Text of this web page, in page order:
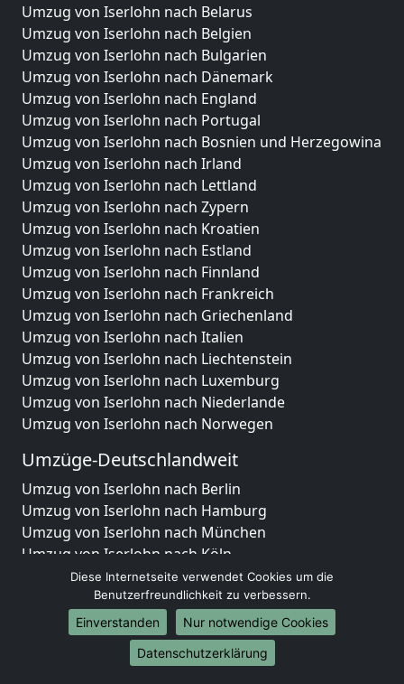
Umzug von Iserlohn nach Belarus
Umzug von Iserlohn nach Belgien
Umzug von Iserlohn nach Bulgarien
Umzug von Iserlohn nach Dänemark
Umzug von Iserlohn nach England
Umzug von Iserlohn nach Portugal
Umzug von Iserlohn nach Bosnien und Herzegowina
Umzug von Iserlohn nach Irland
Umzug von Iserlohn nach Lettland
Umzug von Iserlohn nach Zypern
Umzug von Iserlohn nach Kroatien
Umzug von Iserlohn nach Estland
Umzug von Iserlohn nach Finnland
Umzug von Iserlohn nach Frankreich
Umzug von Iserlohn nach Griechenland
Umzug von Iserlohn nach Italien
Umzug von Iserlohn nach Liechtenstein
Umzug von Iserlohn nach Luxemburg
Umzug von Iserlohn nach Niederlande
Umzug von Iserlohn nach Norwegen
Umzüge-Deutschlandweit
Umzug von Iserlohn nach Berlin
Umzug von Iserlohn nach Hamburg
Umzug von Iserlohn nach München
Umzug von Iserlohn nach Köln
Umzug von Iserlohn nach Frankfurt am Main
Umzug von Iserlohn nach Stuttgart
Umzug von Iserlohn nach Düsseldorf
Umzug von Iserlohn nach Leipzig
Umzug von Iserlohn nach Dortmund
Diese Internetseite verwendet Cookies um die
Benutzerfreundlichkeit zu verbessern.
Einverstanden
Nur notwendige Cookies
Datenschutzerklärung